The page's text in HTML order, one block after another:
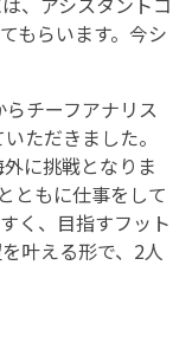
もらいます。今シ
チーフアナリス
ただきました。
に挑戦となりま
ともに仕事をして
く、目指すフット
叶える形で、2人